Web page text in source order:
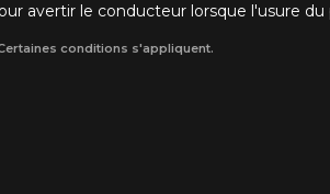
avertir le conducteur lorsque l'usure
conditions s'appliquent.